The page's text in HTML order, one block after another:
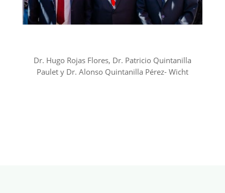
Dr. Hugo Rojas Flores, Dr. Patricio Quintanilla
Paulet y Dr. Alonso Quintanilla Pérez- Wicht